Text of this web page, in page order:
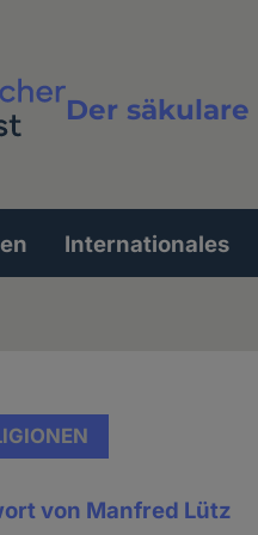
Der
Volltextsuche
Internationales
von Manfred Lütz